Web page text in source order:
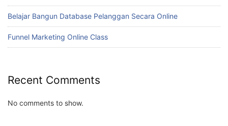
Belajar Bangun Database Pelanggan Secara Online
Funnel Marketing Online Class
Recent Comments
No comments to show.